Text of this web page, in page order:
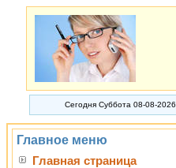
Сегодня Суббота 08-08-2026
Главное меню
Главная страница